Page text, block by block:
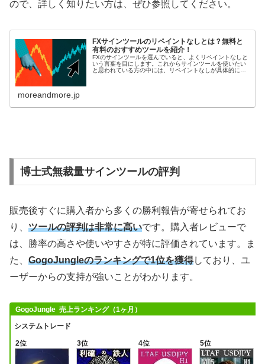
ので、詳しく知りたい方は、ぜひ参照してください。
FXサインツールのリペイントなしとは？無料と
有料のおすすめツールを紹介！
FXのサインツールを選んでいると、よくリペイントなしと
いう言葉を目にします。これからサインツールを使いたい
と思われている方の中には、リペイントなしが具体的にど
moreandmore.jp
博士式無裁量サインツールの評判
販売後すぐに購入者から多くの勝利報告が寄せられてお
り、 ツールの評判は非常に高いです。購入者レビューで
は、勝率の高さや使いやすさが特に評価されています。ま
た、 GogoJungleのランキングで1位を獲得しており、ユ
ーザーからの支持が強いことがわかります。